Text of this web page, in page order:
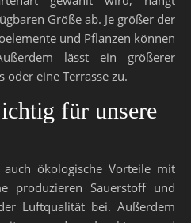
Größe ab. Je größer der
und Pflanzen können
lässt ein größerer
oder eine Terrasse zu.
für unsere
ökologische Vorteile mit
produzieren Sauerstoff und
Luftqualität bei. Außerdem